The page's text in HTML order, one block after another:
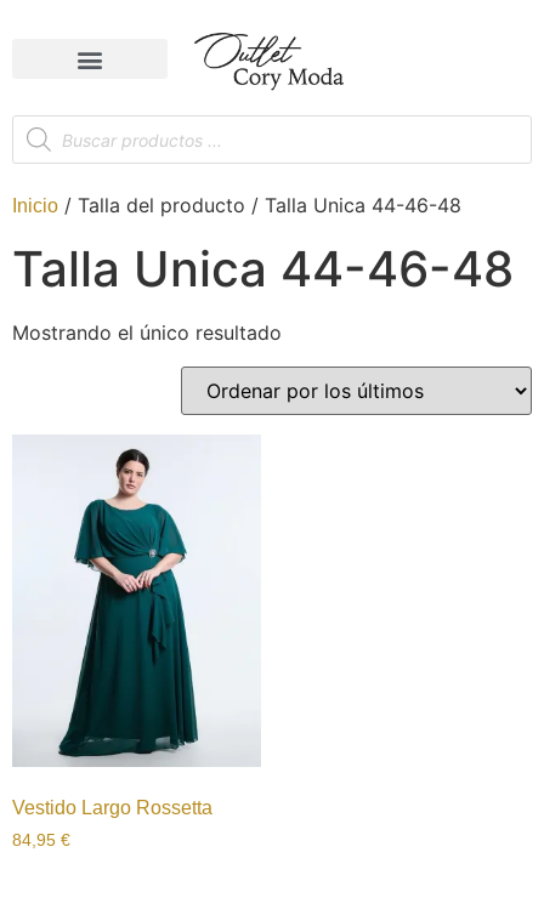
Inicio / Talla del producto / Talla Unica 44-46-48
Talla Unica 44-46-48
Mostrando el único resultado
Vestido Largo Rossetta
84,95 €